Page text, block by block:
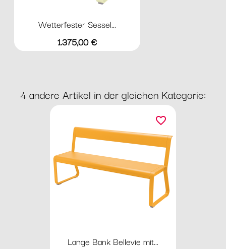
Wetterfester Sessel...
Preis
1.375,00 €
4 andere Artikel in der gleichen Kategorie:
Lange Bank Bellevie mit...
favorite_border